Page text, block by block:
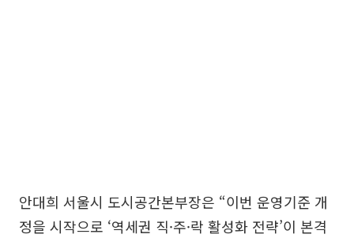
안대희 서울시 도시공간본부장은 “이번 운영기준 개
정을 시작으로 ‘역세권 직·주·락 활성화 전략’이 본격